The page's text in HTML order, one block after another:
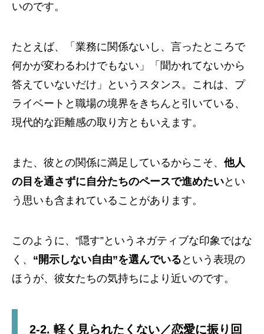
いのです。
たとえば、「業務に関係ないし、言ったところで
何かが変わるわけでもない」「聞かれてないから
答えていないだけ」というスタンス。これは、プ
ライベートと職場の境界をきちんと引いている、
現代的な距離感の取り方ともいえます。
また、彼との関係に満足しているからこそ、 他人
の目を通さずに自分たちのペースで進めたいとい
う思いも含まれていることがあります。
このように、“隠す”というネガティブな印象ではな
く、 “開示しない自由”を選んでいる という表現の
ほうが、彼女たちの気持ちにより近いのです。
2-2. 軽く見られたくない／恋愛に振り回